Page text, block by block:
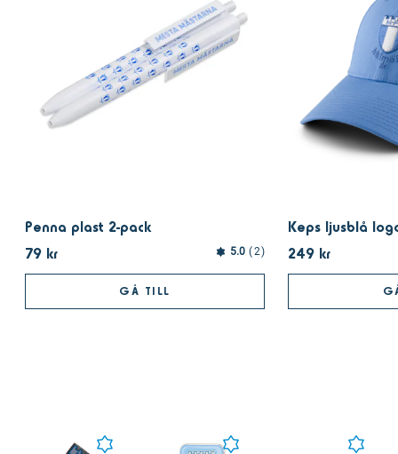
Penna plast 2-pack
79 kr
5.0 2
GÅ TILL
Keps ljusblå
249 kr